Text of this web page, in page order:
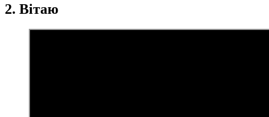
2. Вітаю